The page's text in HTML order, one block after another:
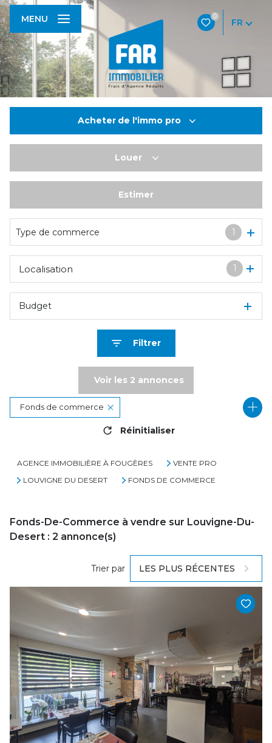
0
FR
MENU
Acheter de l'immo pro
De l'immo pro
Louer
De l'immo pro
Estimer
Type de commerce 1
1
Localisation
Budget
Filtrer
Voir les 2 annonces
Fonds de commerce
35420 - Louvigné-du-DésertRéinitialiser
AGENCE IMMOBILIÈRE À FOUGÈRES
VENTE PRO
LOUVIGNE DU DESERT
FONDS DE COMMERCE
Fonds-De-Commerce à vendre sur Louvigne-Du-
Desert : 2 annonce(s)
Trier par LES PLUS RÉCENTES